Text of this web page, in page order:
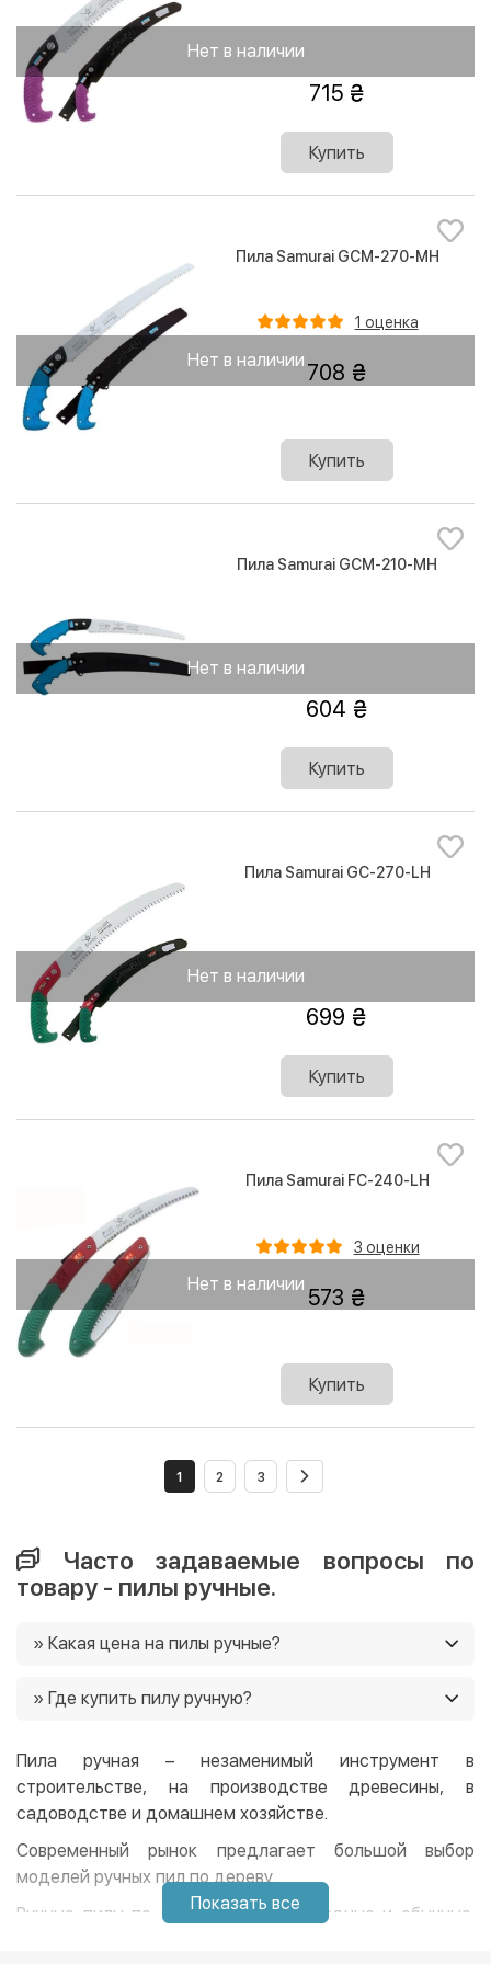
Нет в наличии
715
Купить
Нет в наличии
Пила Samurai GCM-270-MH
1 оценка
708
Купить
Нет в наличии
Пила Samurai GCM-210-MH
604
Купить
Нет в наличии
Пила Samurai GC-270-LH
699
Купить
Нет в наличии
Пила Samurai FC-240-LH
3 оценки
573
Купить
1 2 3
Часто задаваемые вопросы по
товару - пилы ручные.
» Какая цена на пилы ручные?
Ещё у нас постоянно действуют акции, и часто есть
» Где купить пилу ручную?
магазине, и мы доставим ее вам в любую точку
Украины. 😉
Пила ручная – незаменимый инструмент в
строительстве, на производстве древесины, в
садоводстве и домашнем хозяйстве.
Современный рынок предлагает большой выбор
моделей ручных пил по дереву.
Ручные пилы по форме бывают складные и обычные.
Показать все